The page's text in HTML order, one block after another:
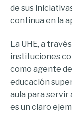
de sus
continua en la
La UHE, a
instituciones
como agente
educación
aula para servir
es un claro